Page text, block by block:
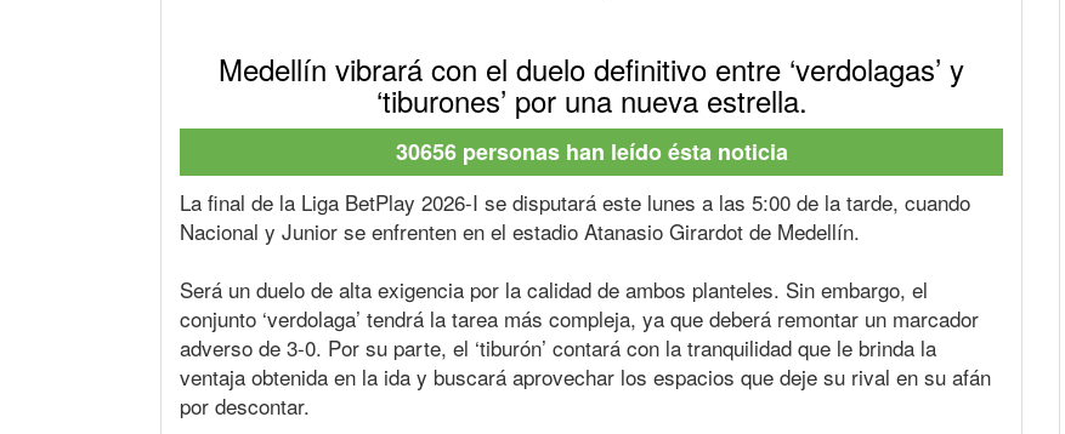
Medellín vibrará con el duelo definitivo entre ‘verdolagas’ y
‘tiburones’ por una nueva estrella.
30656 personas han leído ésta noticia
La final de la Liga BetPlay 2026-I se disputará este lunes a las 5:00 de la tarde, cuando
Nacional y Junior se enfrenten en el estadio Atanasio Girardot de Medellín.
Será un duelo de alta exigencia por la calidad de ambos planteles. Sin embargo, el
conjunto ‘verdolaga’ tendrá la tarea más compleja, ya que deberá remontar un marcador
adverso de 3-0. Por su parte, el ‘tiburón’ contará con la tranquilidad que le brinda la
ventaja obtenida en la ida y buscará aprovechar los espacios que deje su rival en su afán
por descontar.